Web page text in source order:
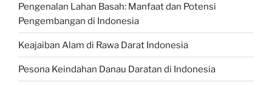
Pengenalan Lahan Basah: Manfaat dan Potensi
Pengembangan di Indonesia
Keajaiban Alam di Rawa Darat Indonesia
Pesona Keindahan Danau Daratan di Indonesia